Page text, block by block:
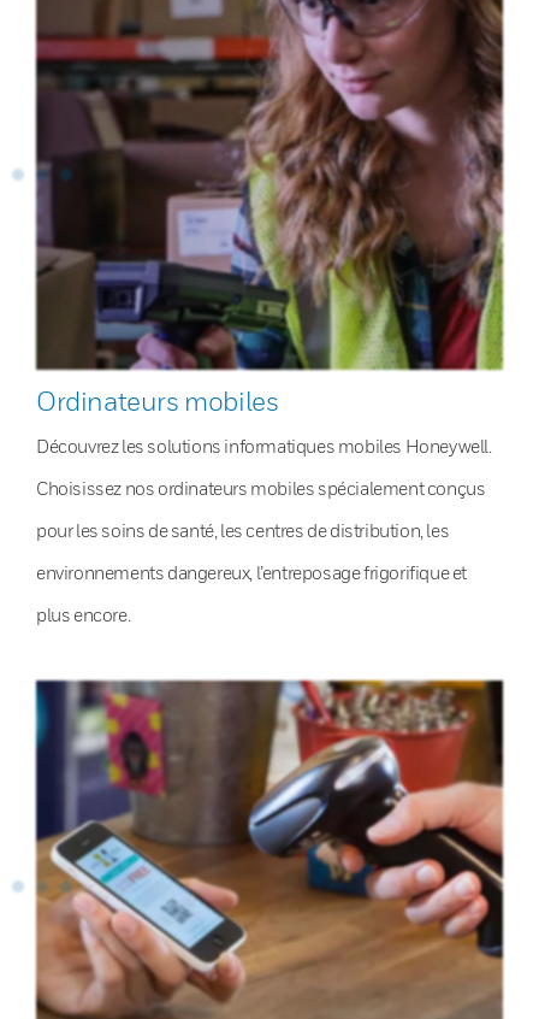
Ordinateurs mobiles
Découvrez les solutions informatiques mobiles Honeywell.
Choisissez nos ordinateurs mobiles spécialement conçus
pour les soins de santé, les centres de distribution, les
environnements dangereux, l’entreposage frigorifique et
plus encore.